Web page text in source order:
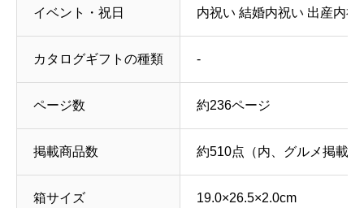
イベント・祝日 内祝い 結婚内祝い 出産内
カタログギフトの種類 ‐
ページ数 約236ページ
掲載商品数 約510点（内、グルメ掲載
箱サイズ 19.0×26.5×2.0cm